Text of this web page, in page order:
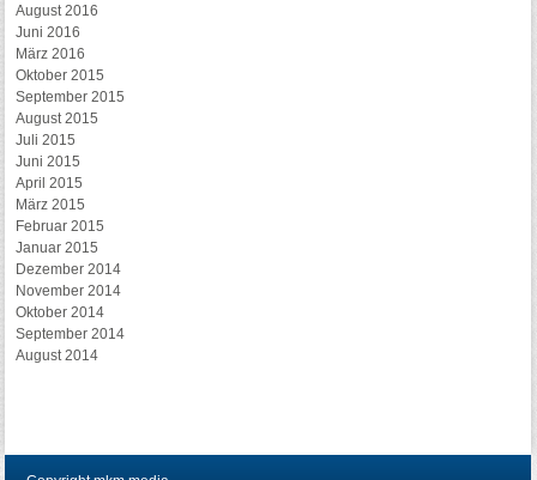
August 2016
Juni 2016
März 2016
Oktober 2015
September 2015
August 2015
Juli 2015
Juni 2015
April 2015
März 2015
Februar 2015
Januar 2015
Dezember 2014
November 2014
Oktober 2014
September 2014
August 2014